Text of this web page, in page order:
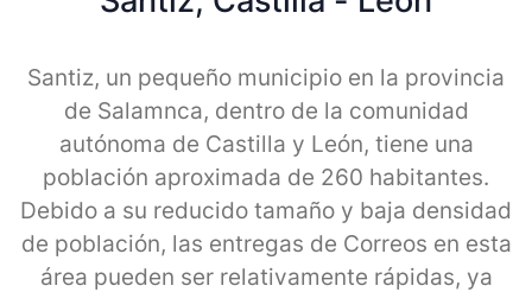
Santiz, un pequeño municipio en la provincia
de Salamnca, dentro de la comunidad
autónoma de Castilla y León, tiene una
población aproximada de 260 habitantes.
Debido a su reducido tamaño y baja densidad
de población, las entregas de Correos en esta
área pueden ser relativamente rápidas, ya